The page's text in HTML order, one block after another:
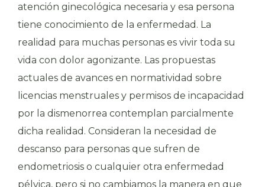
atención ginecológica necesaria y esa persona
tiene conocimiento de la enfermedad. La
realidad para muchas personas es vivir toda su
vida con dolor agonizante. Las propuestas
actuales de avances en normatividad sobre
licencias menstruales y permisos de incapacidad
por la dismenorrea contemplan parcialmente
dicha realidad. Consideran la necesidad de
descanso para personas que sufren de
endometriosis o cualquier otra enfermedad
pélvica, pero si no cambiamos la manera en que